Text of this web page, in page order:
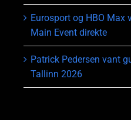
Eurosport og HBO Max
Main Event direkte
Patrick Pedersen vant
Tallinn 2026